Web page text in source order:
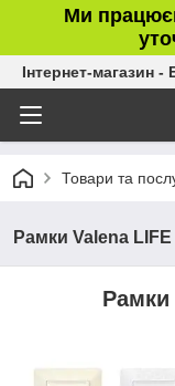
Ми
Інтернет-магазин
Товари та
Рамки Valena LIFE
Рамки